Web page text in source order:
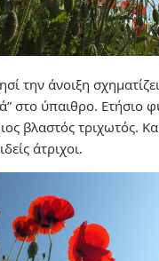
την άνοιξη
στο ύπαιθρο. Ετήσιο
βλαστός τριχωτός.
άτριχοι.